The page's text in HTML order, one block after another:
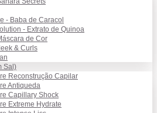
- Baba de Caracol
- Extrato de Quinoa
de Cor
& Curls
Sal)
Reconstrução Capilar
Antiqueda
Capillary Shock
Extreme Hydrate